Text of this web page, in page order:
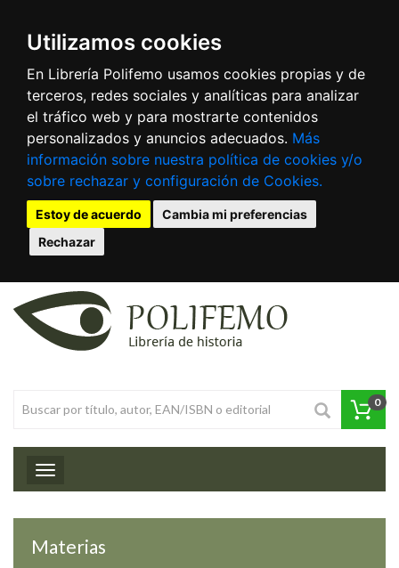
Utilizamos cookies
En Librería Polifemo usamos cookies propias y de
terceros, redes sociales y analíticas para analizar
el tráfico web y para mostrarte contenidos
personalizados y anuncios adecuados. Más
información sobre nuestra política de cookies y/o
sobre rechazar y configuración de Cookies.
Estoy de acuerdo
Cambia mi preferencias
Rechazar
0
Toggle navigation
Materias